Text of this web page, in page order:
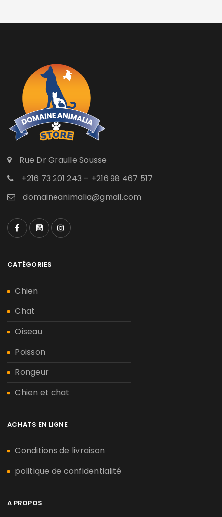
Rue Dr Graulle Sousse
+216 73 201 243 – +216 98 467 517
domaineanimalia@gmail.com
CATÉGORIES
Chien
Chat
Oiseau
Poisson
Rongeur
Chien et chat
ACHATS EN LIGNE
Conditions de livraison
politique de confidentialité
A PROPOS